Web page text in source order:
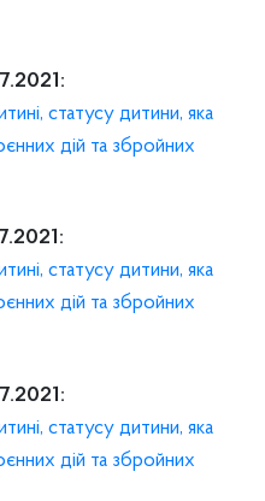
статусу дитини, яка
дій та збройних
статусу дитини, яка
дій та збройних
статусу дитини, яка
дій та збройних